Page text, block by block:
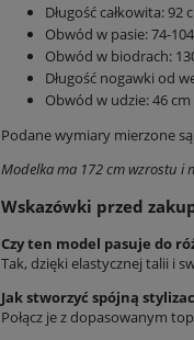
Długość całkowita: 92
Obwód w pasie: 74-
Obwód w biodrach:
Długość nogawki od
Obwód w udzie: 46 cm
Podane wymiary mierzone
Modelka ma 172 cm wzrostu i
Wskazówki przed
Czy ten model pasuje do
Tak, dzięki elastycznej talii i
Jak stworzyć spójną
Połącz je z dopasowanym